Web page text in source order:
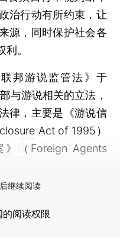
治行动有所约束，让
源，同时保护社会各
。
游说监管法》于
与游说相关的立法，
律，主要是《游说信
Act of 1995）
（Foreign Agents
继续阅读
的阅读权限